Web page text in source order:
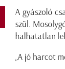
A gyászoló
szül.
halhatatlan
„A jó harcot